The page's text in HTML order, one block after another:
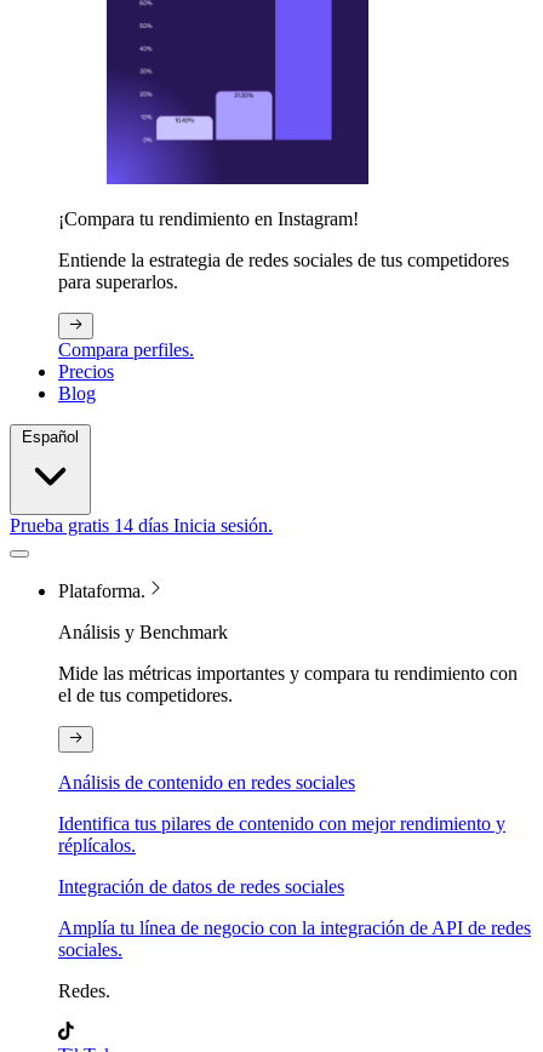
¡Compara tu rendimiento en Instagram!
Entiende la estrategia de redes sociales de tus competidores
para superarlos.
Compara perfiles.
Precios
Blog
Prueba gratis 14 días Inicia sesión.
Plataforma.
Análisis y Benchmark
Mide las métricas importantes y compara tu rendimiento con
el de tus competidores.
Análisis de contenido en redes sociales
Identifica tus pilares de contenido con mejor rendimiento y
réplícalos.
Integración de datos de redes sociales
Amplía tu línea de negocio con la integración de API de redes
sociales.
Redes.